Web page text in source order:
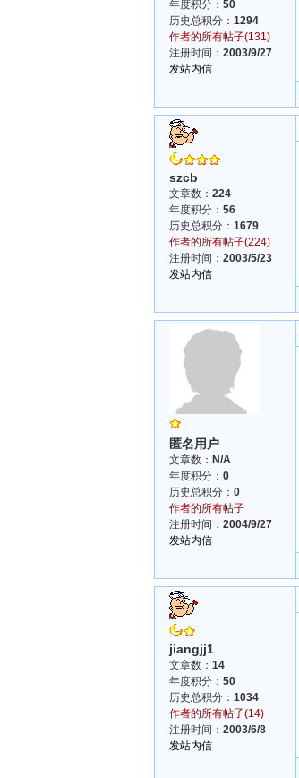
年度积分： 50
历史总积分： 1294
作者的所有帖子(131)
注册时间： 2003/9/27
发站内信
szcb
文章数： 224
年度积分： 56
历史总积分： 1679
作者的所有帖子(224)
注册时间： 2003/5/23
发站内信
匿名用户
文章数： N/A
年度积分： 0
历史总积分： 0
作者的所有帖子
注册时间： 2004/9/27
发站内信
jiangjj1
文章数： 14
年度积分： 50
历史总积分： 1034
作者的所有帖子(14)
注册时间： 2003/6/8
发站内信